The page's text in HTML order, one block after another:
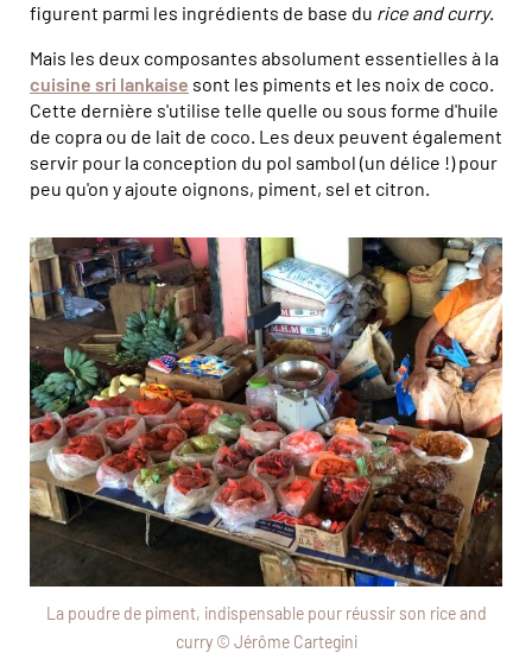
figurent parmi les ingrédients de base du rice and curry.
Mais les deux composantes absolument essentielles à la
cuisine sri lankaise sont les piments et les noix de coco.
Cette dernière s'utilise telle quelle ou sous forme d'huile
de copra ou de lait de coco. Les deux peuvent également
servir pour la conception du pol sambol (un délice !) pour
peu qu'on y ajoute oignons, piment, sel et citron.
La poudre de piment, indispensable pour réussir son rice and
curry © Jérôme Cartegini